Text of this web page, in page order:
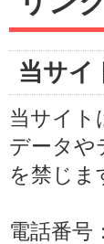
当サイ
当サイト
データや
を禁じま
電話番号